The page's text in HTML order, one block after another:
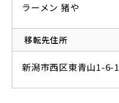
ラーメン 猪や
移転先住所
新潟市西区東青山1-6-1